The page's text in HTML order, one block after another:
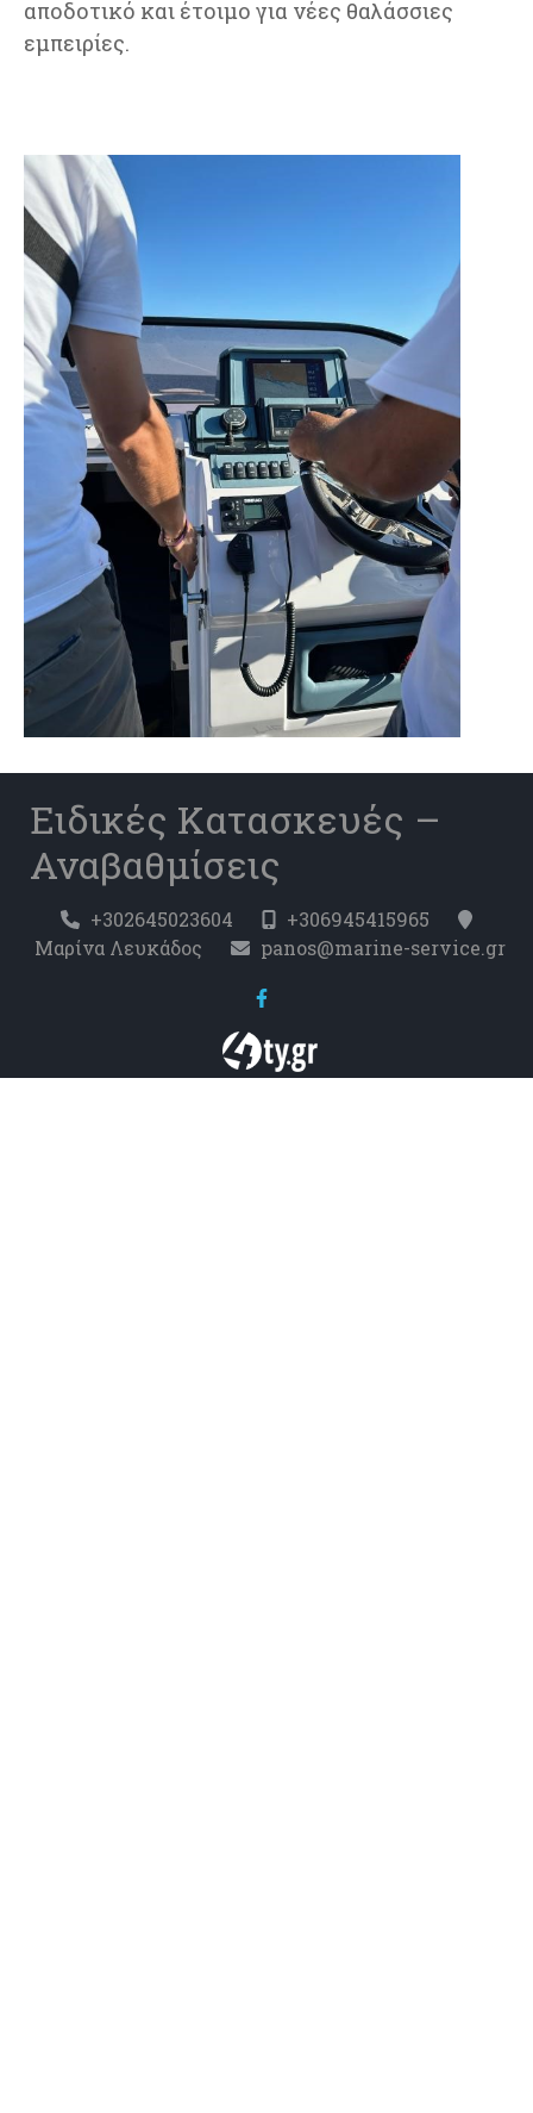
αποδοτικό και έτοιμο για νέες θαλάσσιες
εμπειρίες.
Ειδικές Κατασκευές –
Αναβαθμίσεις
+302645023604
+306945415965
Μαρίνα Λευκάδος
panos@marine-service.gr